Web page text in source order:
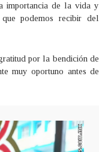
importancia de la vida y
podemos recibir del
por la bendición de
muy oportuno antes de